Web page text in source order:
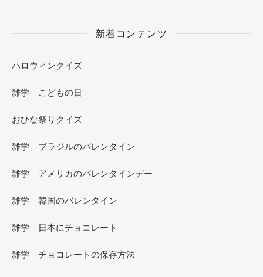
新着コンテンツ
ハロウィンクイズ
雑学 こどもの日
おひな祭りクイズ
雑学 ブラジルのバレンタイン
雑学 アメリカのバレンタインデー
雑学 韓国のバレンタイン
雑学 日本にチョコレート
雑学 チョコレートの保存方法